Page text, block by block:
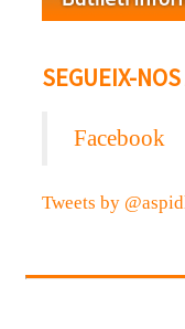
SEGUEIX-
Facebook
Tweets by